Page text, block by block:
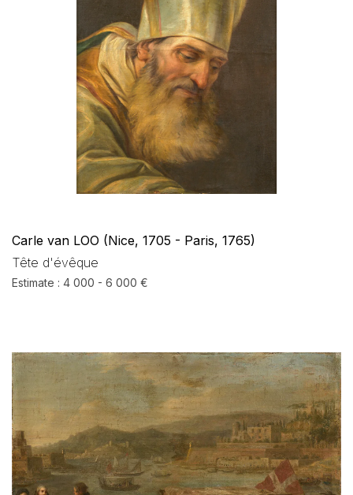
Carle van LOO (Nice, 1705 - Paris, 1765)
Tête d'évêque
Estimate : 4 000 - 6 000 €